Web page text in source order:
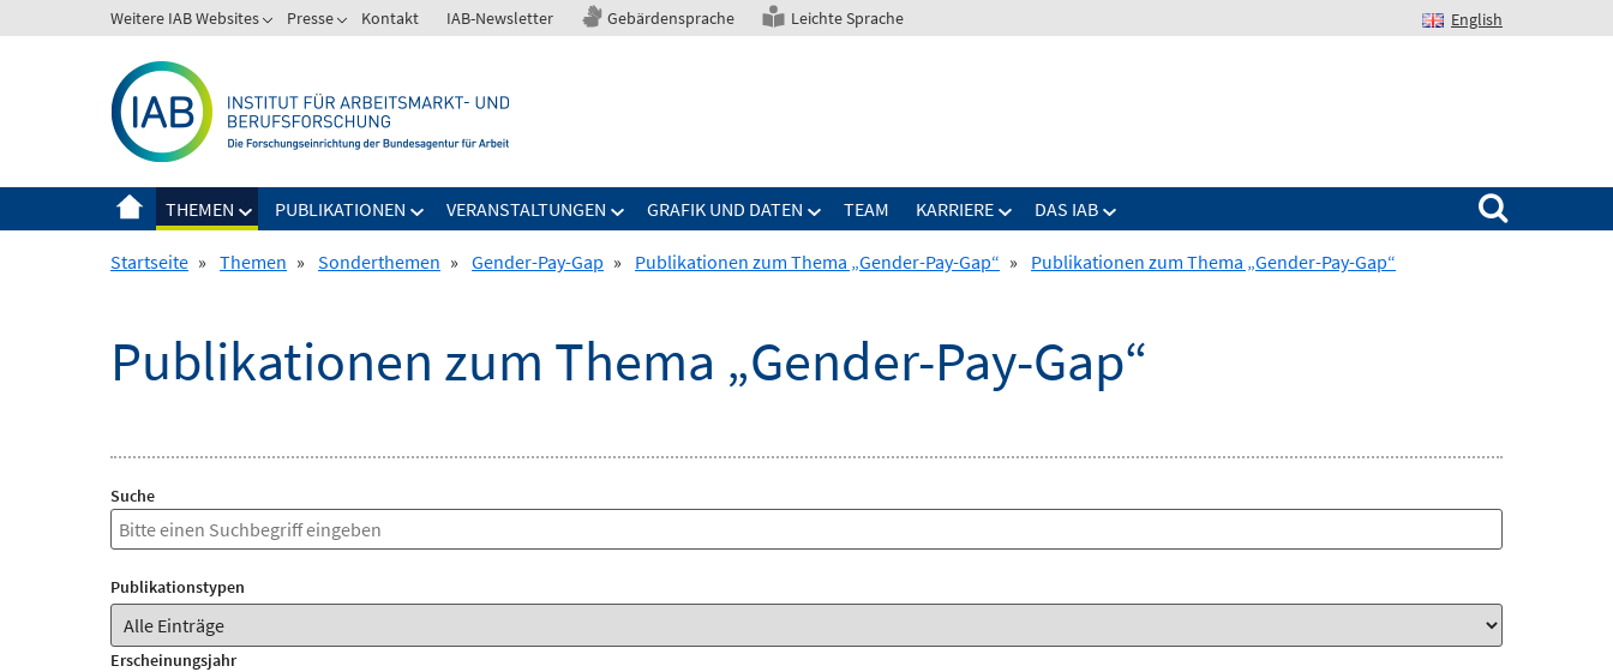
zum
Weitere IAB Websites Presse Kontakt IAB-Newsletter Gebärdensprache Leichte Sprache English
THEMEN PUBLIKATIONEN VERANSTALTUNGEN GRAFIK UND DATEN TEAM KARRIERE DAS IAB
Suchen nach:
Startseite » Themen » Sonderthemen » Gender-Pay-Gap » Publikationen zum Thema „Gender-Pay-Gap“ » Publikationen zum Thema „Gender-Pay-Gap“
Publikationen zum Thema „Gender-Pay-Gap“
Suche
Publikationstypen
Erscheinungsjahr